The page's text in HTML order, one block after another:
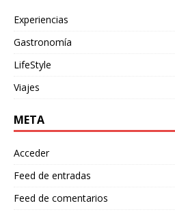
Experiencias
Gastronomía
LifeStyle
Viajes
META
Acceder
Feed de entradas
Feed de comentarios